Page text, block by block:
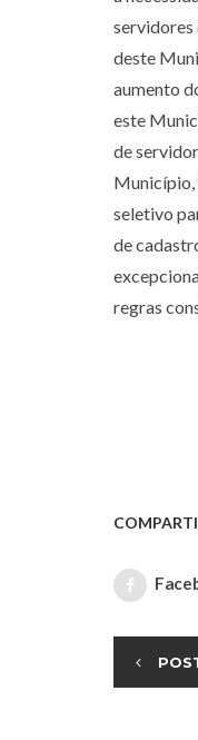
servidores
deste
aumento
este
de
Município,
seletivo
de
regras